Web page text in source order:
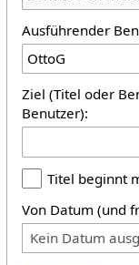
Ausführender
Ziel (Titel oder
Benutzer):
Titel beginnt
Von Datum (und
Kein Datum